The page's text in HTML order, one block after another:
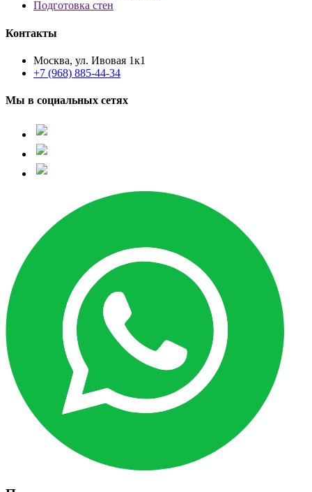
Подготовка стен
Контакты
Москва, ул. Ивовая 1к1
+7 (968) 885-44-34
Мы в социальных сетях